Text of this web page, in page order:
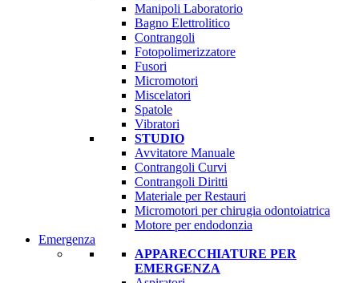
Manipoli Laboratorio
Bagno Elettrolitico
Contrangoli
Fotopolimerizzatore
Fusori
Micromotori
Miscelatori
Spatole
Vibratori
STUDIO
Avvitatore Manuale
Contrangoli Curvi
Contrangoli Diritti
Materiale per Restauri
Micromotori per chirugia odontoiatrica
Motore per endodonzia
Emergenza
APPARECCHIATURE PER
EMERGENZA